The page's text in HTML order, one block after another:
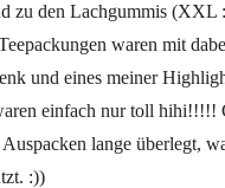
zu den Lachgummis (XXL
waren mit
und eines meiner
einfach nur toll
lange überlegt,
:))